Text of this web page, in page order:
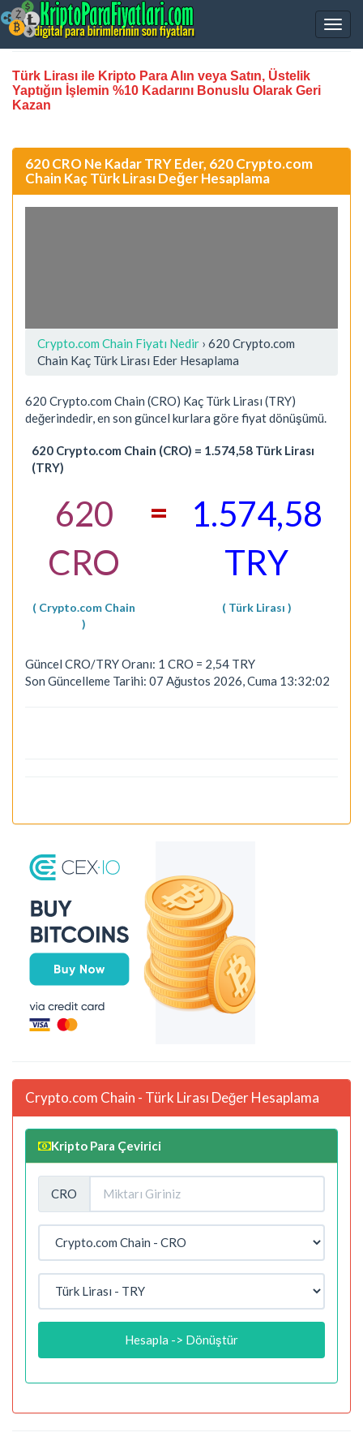
Türk Lirası ile Kripto Para Alın veya Satın, Üstelik
Yaptığın İşlemin %10 Kadarını Bonuslu Olarak Geri
Kazan
620 CRO Ne Kadar TRY Eder, 620 Crypto.com
Chain Kaç Türk Lirası Değer Hesaplama
Crypto.com Chain Fiyatı Nedir › 620 Crypto.com
Chain Kaç Türk Lirası Eder Hesaplama
620 Crypto.com Chain (CRO) Kaç Türk Lirası (TRY)
değerindedir, en son güncel kurlara göre fiyat dönüşümü.
620 Crypto.com Chain (CRO) = 1.574,58 Türk Lirası
(TRY)
620
CRO
=
1.574,58
TRY
( Crypto.com Chain
)
( Türk Lirası )
Güncel CRO/TRY Oranı: 1 CRO = 2,54 TRY
Son Güncelleme Tarihi: 07 Ağustos 2026, Cuma 13:32:02
Crypto.com Chain - Türk Lirası Değer Hesaplama
Kripto Para Çevirici
CRO
Hesapla -> Dönüştür